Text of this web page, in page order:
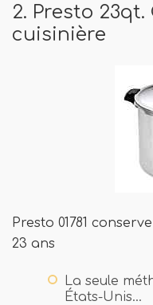
2. Presto
cuisinière
Presto 01781
23 ans
La seule
États-Unis…